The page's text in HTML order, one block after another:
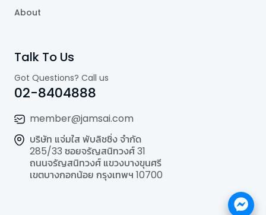
About
Talk To Us
Got Questions? Call us
02-8404888
member@jamsai.com
บริษัท แจ่มใส พับลิชชิ่ง จำกัด
285/33 ซอยจรัญสนิทวงศ์ 31
ถนนจรัญสนิทวงศ์ แขวงบางขุนศรี
เขตบางกอกน้อย กรุงเทพฯ 10700